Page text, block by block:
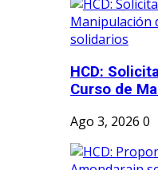
HCD:
Curso de
Ago 3, 2026 0